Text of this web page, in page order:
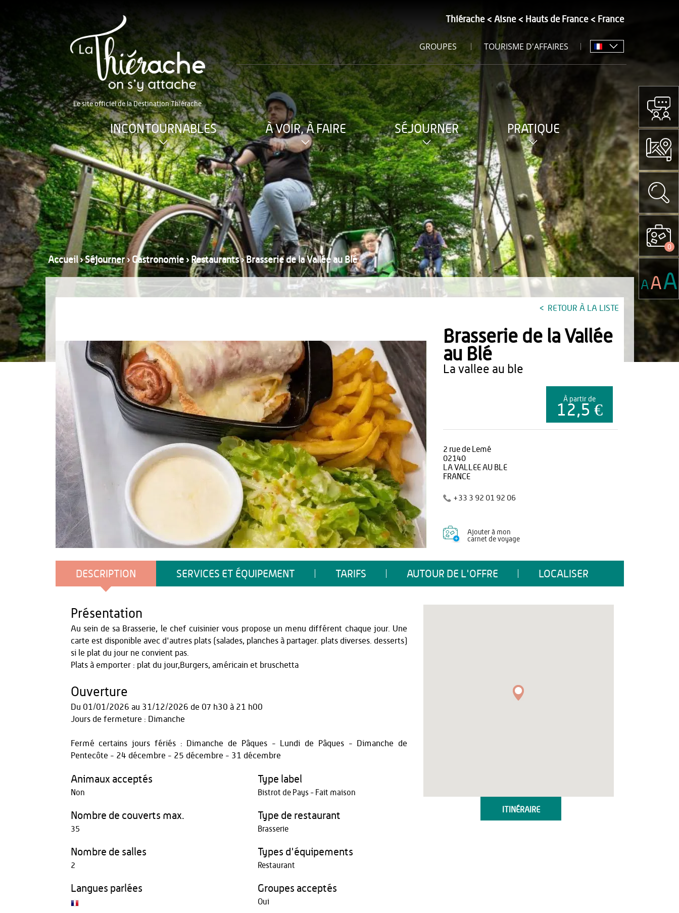
Le site officiel de la Destination Thiérache
Thiérache Aisne Hauts de France France
GROUPES TOURISME D'AFFAIRES
INCONTOURNABLES À VOIR, À FAIRE SÉJOURNER PRATIQUE
Accueil›Séjourner› Gastronomie › Restaurants›Brasserie de la Vallée au Blé
RETOUR À LA LISTE
Brasserie de la Vallée
au Blé
la vallee au ble
À partir de
12,5 €
2 rue de Lemé
02140
LA VALLEE AU BLE
FRANCE
+33 3 92 01 92 06
Ajouter à mon
carnet de voyage
DESCRIPTION SERVICES ET ÉQUIPEMENT TARIFS AUTOUR DE L'OFFRE LOCALISER
ITINÉRAIRE
Présentation
Au sein de sa Brasserie, le chef cuisinier vous propose un menu différent chaque jour. Une
carte est disponible avec d'autres plats (salades, planches à partager. plats diverses. desserts)
si le plat du jour ne convient pas.
Plats à emporter : plat du jour,Burgers, américain et bruschetta
Ouverture
Du 01/01/2026 au 31/12/2026 de 07 h30 à 21 h00
Jours de fermeture : Dimanche
Fermé certains jours fériés : Dimanche de Pâques - Lundi de Pâques - Dimanche de
Pentecôte - 24 décembre - 25 décembre - 31 décembre
Animaux acceptés
Non
Type label
Bistrot de Pays - Fait maison
Nombre de couverts max.
35
Type de restaurant
Brasserie
Nombre de salles
2
Types d'équipements
Restaurant
Langues parlées Groupes acceptés
Oui
0
AAA